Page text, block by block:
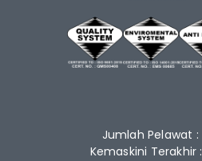
Jumlah Pelawat :
Kemaskini Terakhir :